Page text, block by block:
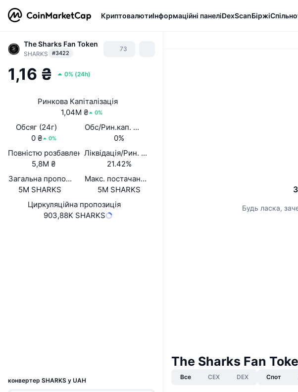
КриптовалютиІнформаційні панеліDexScanБіржі
The Sharks Fan Token
SHARKS #3422
73
1,16 ₴ 0% (24h)
Ринкова Капіталізація
1,04M ₴
0%
Обсяг (24г)
0 ₴
0%
Обс/Рин.кап. (24 год.)
0%
Повністю розбавлена вартість (FDV)
5,8M ₴
Ліквідація/Рин. кап.
21.42%
Загальна пропозиція
5M SHARKS
Макс. постачання
5M SHARKS
Циркуляційна пропозиція
903,88K SHARKS
конвертер SHARKS у UAH
Будь ласка,
The Sharks Fan
Все CEX DEX Спот